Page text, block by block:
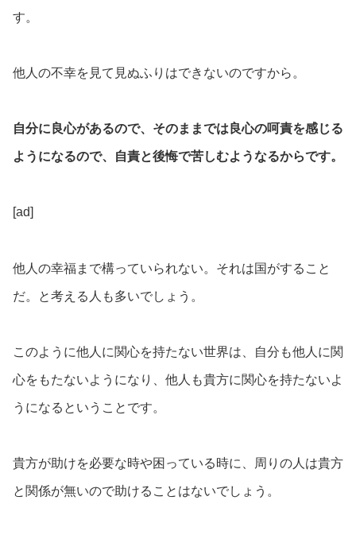
す。
他人の不幸を見て見ぬふりはできないのですから。
自分に良心があるので、そのままでは良心の呵責を感じる
ようになるので、自責と後悔で苦しむようなるからです。
[ad]
他人の幸福まで構っていられない。それは国がすること
だ。と考える人も多いでしょう。
このように他人に関心を持たない世界は、自分も他人に関
心をもたないようになり、他人も貴方に関心を持たないよ
うになるということです。
貴方が助けを必要な時や困っている時に、周りの人は貴方
と関係が無いので助けることはないでしょう。